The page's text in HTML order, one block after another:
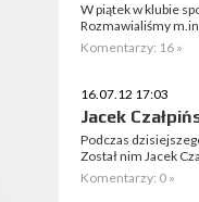
W piątek w klubie
Rozmawialiśmy
Komentarzy: 16 »
16.07.12 17:03
Jacek
Podczas
Został nim Jacek
Komentarzy: 0 »